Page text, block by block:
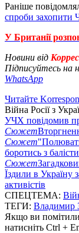
Раніше
спроби захопити
У Британії
Новини від
Підписуйтесь на
WhatsApp
Читайте
Війна Росії з
УЧХ повідомив
Сюжет
Сюжет
боротись з
Сюжет
Їздили в Україну
активістів
СПЕЦТЕМА:
ТЕГИ: Владимир
Якщо ви помітили
натисніть Ctrl +